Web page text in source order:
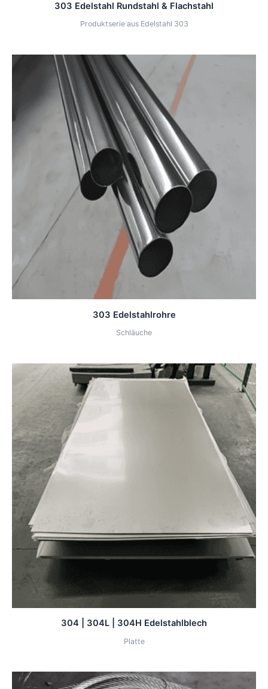
303 Edelstahl Rundstahl & Flachstahl
Produktserie aus Edelstahl 303
303 Edelstahlrohre
Schläuche
304 | 304L | 304H Edelstahlblech
Platte